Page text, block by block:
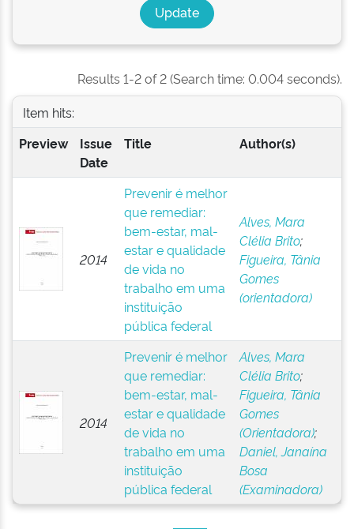
Results 1-2 of 2 (Search time: 0.004 seconds).
Item hits:
Preview
Issue
Date
Title Author(s)
2014
Prevenir é melhor
que remediar:
bem-estar, mal-
estar e qualidade
de vida no
trabalho em uma
instituição
pública federal
Alves, Mara
Clélia Brito;
Figueira, Tânia
Gomes
(orientadora)
2014
Prevenir é melhor
que remediar:
bem-estar, mal-
estar e qualidade
de vida no
trabalho em uma
instituição
pública federal
Alves, Mara
Clélia Brito;
Figueira, Tânia
Gomes
(Orientadora);
Daniel, Janaína
Bosa
(Examinadora)